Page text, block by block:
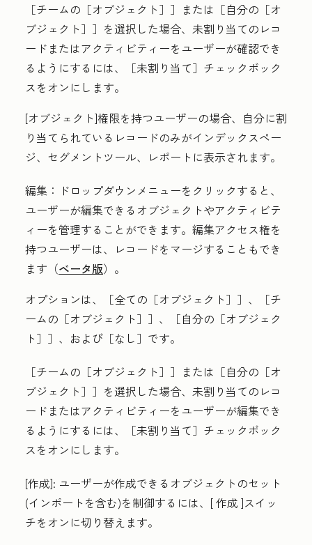
［チームの［オブジェクト］］ または［自分の［オ
ブジェクト］］ を選択した場合、未割り当てのレコ
ードまたはアクティビティーをユーザーが確認でき
るようにするには、［未割り当て］ チェックボック
スをオンにします。
[オブジェクト]権限を持つユーザーの場合、自分に割
り当てられているレコードのみがインデックスペー
ジ、セグメントツール、レポートに表示されます。
編集 ： ドロップダウンメニューをクリックすると、
ユーザーが編集できるオブジェクトやアクティビテ
ィーを管理することができます。編集アクセス権を
持つユーザーは、レコードをマージすることもでき
ます（ベータ版）。
オプションは、［全ての［オブジェクト］］ 、［チ
ームの［オブジェクト］］ 、［自分の［オブジェク
ト］］ 、および［なし］ です。
［チームの［オブジェクト］］ または［自分の［オ
ブジェクト］］ を選択した場合、未割り当てのレコ
ードまたはアクティビティーをユーザーが編集でき
るようにするには、［未割り当て］ チェックボック
スをオンにします。
[作成]: ユーザーが作成できるオブジェクトのセット
(インポートを含む)を制御する には、[作成 ]スイッ
チをオン に切り替えます。